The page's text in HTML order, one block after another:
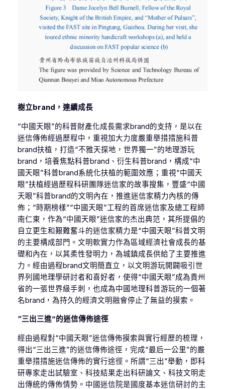
樹立brand，連續成長
“中國天眼”的科普財產化成長需求brand的支持，是以在
迷信傳佈經過歷程中，重視加大力度嚴重舉措措施科普
brand扶植，打造“不雅天探地，世界獨一”的地理游玩
brand，培養焦點科普brand、衍生科普brand，構成“中
國天眼”科普brand系統化扶植的範圍效應；重視“中國天
眼”扶植經過歷程科研團隊迷信家的故事搜集，豐盛“中國
天眼”科普brand的文明內在，推進迷信家精力內核的傳
佈；“時期榜樣”“中國天眼”工程的首席迷信家及總工程師
南仁東，作為“中國天眼”迷信家的杰出典范，其所提倡的
自立更生和艱難奮斗的迷信家精力是“中國天眼”科普文明
的主要構成部門。文明軟實力作為區域經濟社會成長的基
礎和內在，以其柔性發明力，為城鎮成長供給了主要推進
力。經由過程brand文明簡直立，以文明游玩開闢吸引世
界列國地理學研討者和喜好者，使得“中國天眼”成為貴州
省的一張世界級手刺，也成為中國地理科普游玩的一個著
名brand，為持久的經濟文明融會停止了無益的摸索。
“三出三進”的迷信傳佈途徑
經由過程對“中國天眼”迷信傳佈摸索與實行經歷的梳理，
得出“三出三進”的迷信傳佈途徑，完成“最后一公里”的嚴
重舉措措施迷信傳佈的實行途徑。所謂“三出”舉動，即科
研專家走出試驗室、科技結果走出科研論文、科技文明走
出傳統的傳佈情勢。中國迷信院是國度基本迷信研討的主